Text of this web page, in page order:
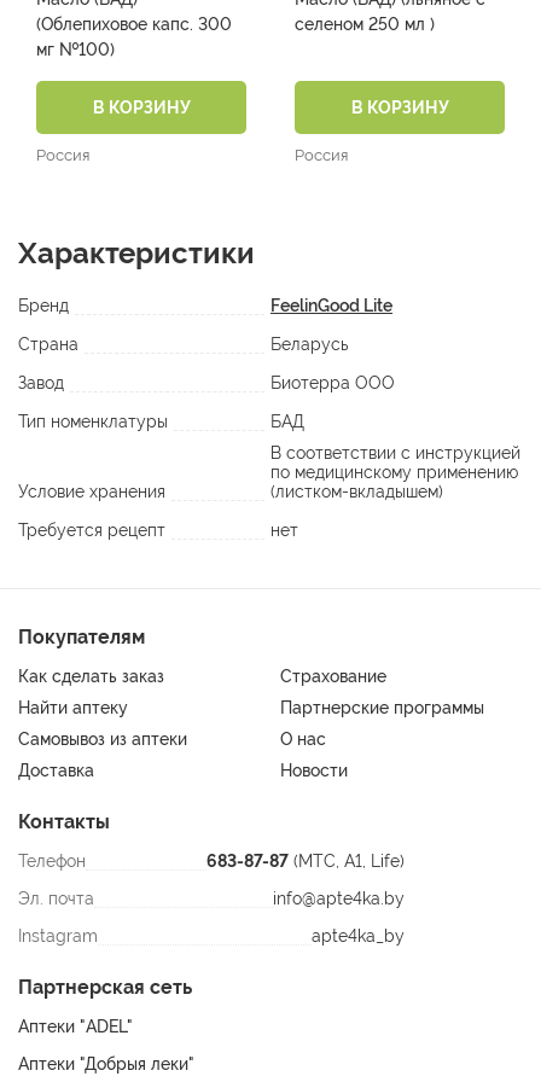
применяться для лечения запоров;
• нормализует обменные процессы в организме,
• нормализует и восстанавливает работу печени;
• улучшает работу поджелудочной и щитовидной желез;
• улучшает зрение;
• обладает антимикробным действием, поэтому может
пародонтоза, ангины;
• обладает бактерицидными свойствами, поэтому хорошо
использовать облепиховое масло при гноящихся, долго
• эффективно для лечения волос. С помощью облепихового
масла ускоряется рост волос. Также рекомендуется
применять облепиховое масло для устранения перхоти;
• может применяться для избавления от веснушек,
Применение:
с 18 лет внутрь по 1 чайной ложке (5 мл) 3 раза в день во
время приема пищи. Курс приема - 1 месяц. При
необходимости прием можно повторить.
Индивидуальная непереносимость компонентов,
поджелудочной железы.
(Облепиховое капс. 300
мг №100)
В КОРЗИНУ
Россия
селеном 250 мл )
В КОРЗИНУ
Россия
Характеристики
Бренд
FeelinGood Lite
Страна
Беларусь
Завод
Биотерра ООО
Тип номенклатуры
БАД
Условие хранения
В соответствии с инструкцией
по медицинскому применению
(листком-вкладышем)
Требуется рецепт
нет
Покупателям
Как сделать заказ
Страхование
Найти аптеку
Партнерские программы
Самовывоз из аптеки
О нас
Доставка
Новости
Контакты
Телефон 683-87-87 (МТС, A1, Life)
Эл. почта
info@apte4ka.by
Instagram
apte4ka_by
Партнерская сеть
Аптеки "ADEL"
Аптеки "Добрыя леки"